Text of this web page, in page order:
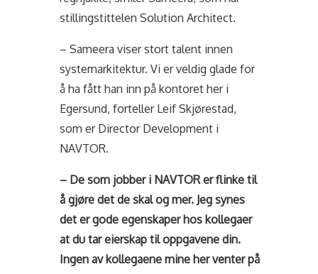
stillingstittelen Solution Architect.
– Sameera viser stort talent innen
systemarkitektur. Vi er veldig glade for
å ha fått han inn på kontoret her i
Egersund, forteller LeifSkjørestad,
som er Director Development i
NAVTOR.
– De som jobber i NAVTOR er flinke til
å gjøre det de skal og mer. Jeg synes
det er gode egenskaper hos kollegaer
at du tar eierskap til oppgavene din.
Ingen av kollegaene mine her venter på